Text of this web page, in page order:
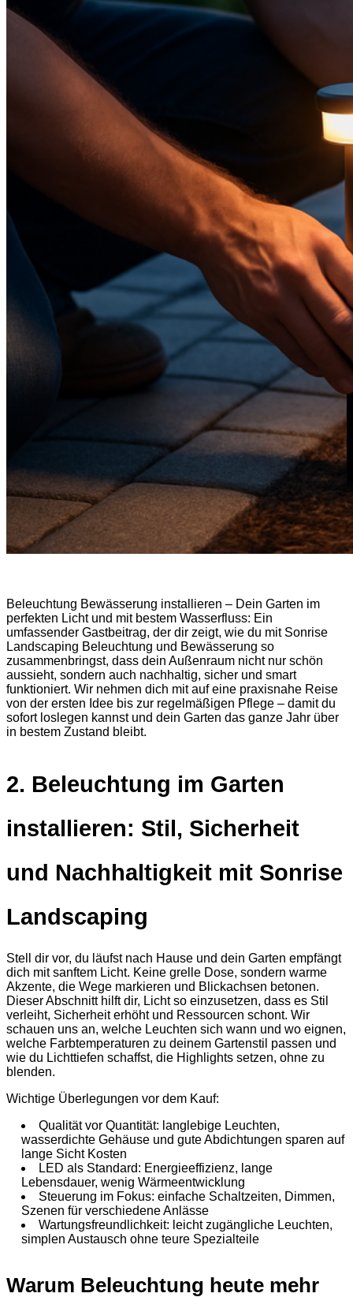
Beleuchtung Bewässerung installieren – Dein Garten im
perfekten Licht und mit bestem Wasserfluss: Ein
umfassender Gastbeitrag, der dir zeigt, wie du mit Sonrise
Landscaping Beleuchtung und Bewässerung so
zusammenbringst, dass dein Außenraum nicht nur schön
aussieht, sondern auch nachhaltig, sicher und smart
funktioniert. Wir nehmen dich mit auf eine praxisnahe Reise
von der ersten Idee bis zur regelmäßigen Pflege – damit du
sofort loslegen kannst und dein Garten das ganze Jahr über
in bestem Zustand bleibt.
2. Beleuchtung im Garten
installieren: Stil, Sicherheit
und Nachhaltigkeit mit Sonrise
Landscaping
Stell dir vor, du läufst nach Hause und dein Garten empfängt
dich mit sanftem Licht. Keine grelle Dose, sondern warme
Akzente, die Wege markieren und Blickachsen betonen.
Dieser Abschnitt hilft dir, Licht so einzusetzen, dass es Stil
verleiht, Sicherheit erhöht und Ressourcen schont. Wir
schauen uns an, welche Leuchten sich wann und wo eignen,
welche Farbtemperaturen zu deinem Gartenstil passen und
wie du Lichttiefen schaffst, die Highlights setzen, ohne zu
blenden.
Wichtige Überlegungen vor dem Kauf:
Qualität vor Quantität: langlebige Leuchten,
wasserdichte Gehäuse und gute Abdichtungen sparen auf
lange Sicht Kosten
LED als Standard: Energieeffizienz, lange
Lebensdauer, wenig Wärmeentwicklung
Steuerung im Fokus: einfache Schaltzeiten, Dimmen,
Szenen für verschiedene Anlässe
Wartungsfreundlichkeit: leicht zugängliche Leuchten,
simplen Austausch ohne teure Spezialteile
Warum Beleuchtung heute mehr